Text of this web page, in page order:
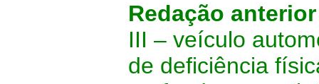
Redação
III – veículo
de deficiência